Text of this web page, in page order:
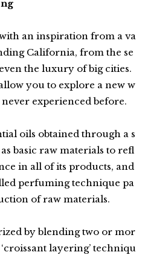
ng
an inspiration from a va
California, from the se
the luxury of big cities.
you to explore a new w
experienced before.
oils obtained through a s
basic raw materials to refl
in all of its products, and
perfuming technique pa
of raw materials.
by blending two or mor
layering’ techniqu